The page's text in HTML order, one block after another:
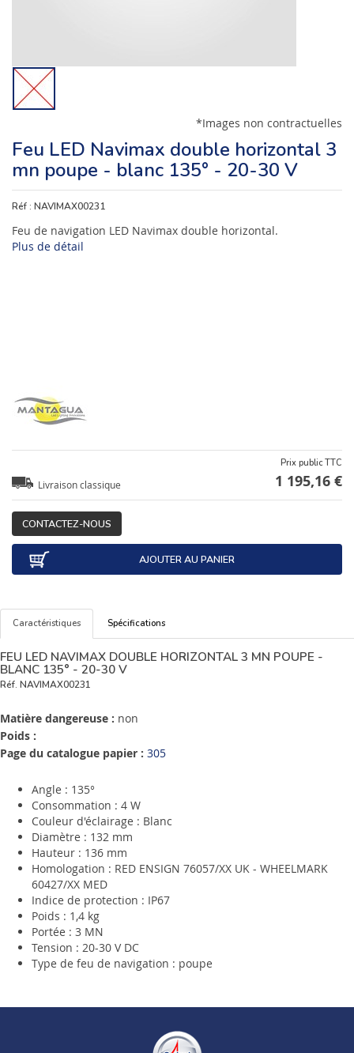
*Images non contractuelles
Feu LED Navimax double horizontal 3
mn poupe - blanc 135° - 20-30 V
Réf : NAVIMAX00231
Feu de navigation LED Navimax double horizontal.
Plus de détail
Livraison classique
Prix public TTC
1 195,16 €
CONTACTEZ-NOUS
AJOUTER AU PANIER
Caractéristiques Spécifications
FEU LED NAVIMAX DOUBLE HORIZONTAL 3 MN POUPE -
BLANC 135° - 20-30 V
Réf. NAVIMAX00231
Matière dangereuse : non
Poids :
Page du catalogue papier : 305
Angle : 135°
Consommation : 4 W
Couleur d'éclairage : Blanc
Diamètre : 132 mm
Hauteur : 136 mm
Homologation : RED ENSIGN 76057/XX UK - WHEELMARK
60427/XX MED
Indice de protection : IP67
Poids : 1,4 kg
Portée : 3 MN
Tension : 20-30 V DC
Type de feu de navigation : poupe